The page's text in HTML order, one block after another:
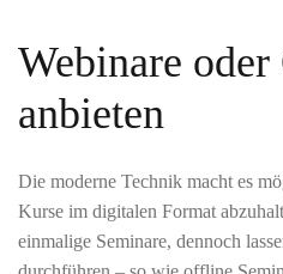
Webinare
anbieten
Die moderne Technik macht es
Kurse im digitalen Format
einmalige Seminare, dennoch